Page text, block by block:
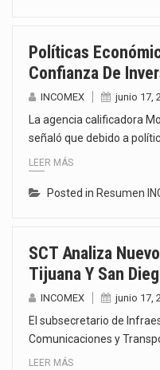
Políticas
Confianza De
INCOMEX junio 17,
La agencia calificadora
señaló que debido a
LEER MÁS
Posted in Resumen
SCT Analiza
Tijuana Y San
INCOMEX junio 17,
El subsecretario de
Comunicaciones y
LEER MÁS